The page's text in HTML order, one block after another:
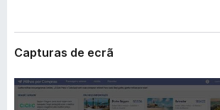
x
o
Capturas de ecrã